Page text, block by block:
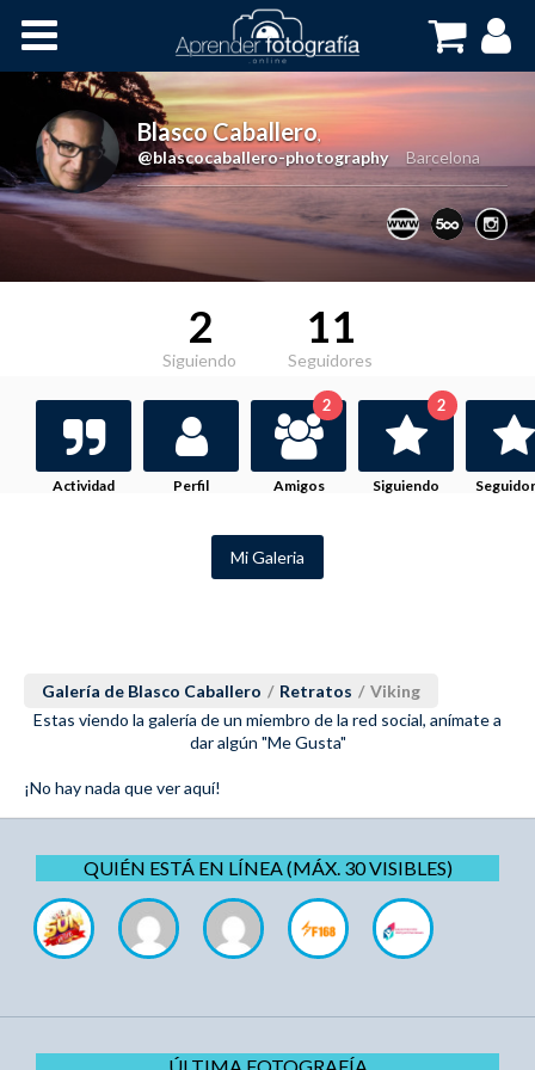
Cursos OnLine
Blasco Caballero,
@blascocaballero-photography
Barcelona
2
Siguiendo
11
Seguidores
Actividad Perfil Amigos
2
Siguiendo
2
Mi Galeria
Galería de Blasco Caballero / Retratos / Viking
Estas viendo la galería de un miembro de la red social, anímate a
dar algún "Me Gusta"
¡No hay nada que ver aquí!
QUIÉN ESTÁ EN LÍNEA (MÁX. 30 VISIBLES)